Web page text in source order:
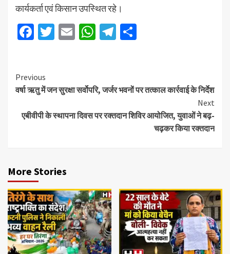
कार्यकर्ता एवं किसान उपस्थित रहे।
Facebook
Twitter
EmailWhatsApp
Telegram
Previous
वर्षा ऋतु में जन सुरक्षा सर्वोपरि, जर्जर भवनों पर तत्काल कार्रवाई के निर्देश
Next
एबीवीपी के स्थापना दिवस पर रक्तदान शिविर आयोजित, युवाओं ने बढ़-
चढ़कर किया रक्तदान
More Stories